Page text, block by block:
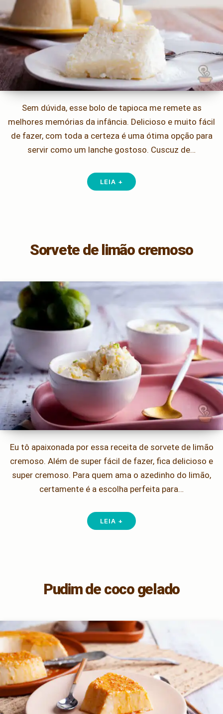
Sem dúvida, esse bolo de tapioca me remete as
melhores memórias da infância. Delicioso e muito fácil
de fazer, com toda a certeza é uma ótima opção para
servir como um lanche gostoso. Cuscuz de…
LEIA +
Sorvete de limão cremoso
Eu tô apaixonada por essa receita de sorvete de limão
cremoso. Além de super fácil de fazer, fica delicioso e
super cremoso. Para quem ama o azedinho do limão,
certamente é a escolha perfeita para…
LEIA +
Pudim de coco gelado